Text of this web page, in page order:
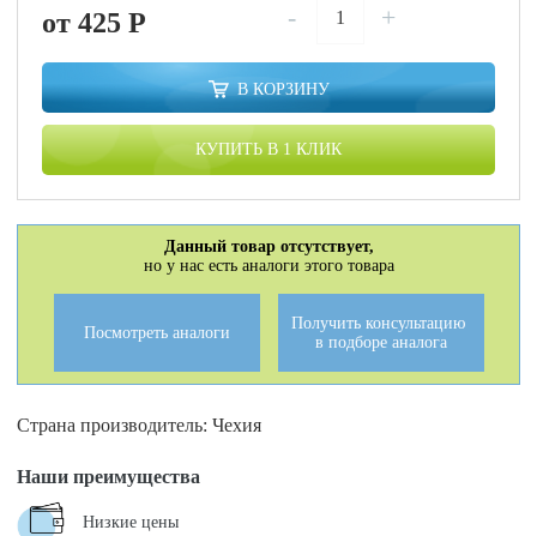
от 425P - +
В КОРЗИНУ
КУПИТЬ В 1 КЛИК
Данный товар отсутствует,
но у нас есть аналоги этого товара
Посмотреть аналоги
Получить консультацию
в подборе аналога
Страна производитель: Чехия
Наши преимущества
Низкие цены